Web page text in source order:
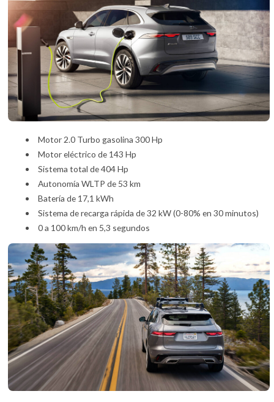
Motor 2.0 Turbo gasolina 300 Hp
Motor eléctrico de 143 Hp
Sistema total de 404 Hp
Autonomía WLTP de 53 km
Batería de 17,1 kWh
Sistema de recarga rápida de 32 kW (0-80% en 30 minutos)
0 a 100 km/h en 5,3 segundos